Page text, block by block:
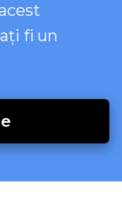
fi un